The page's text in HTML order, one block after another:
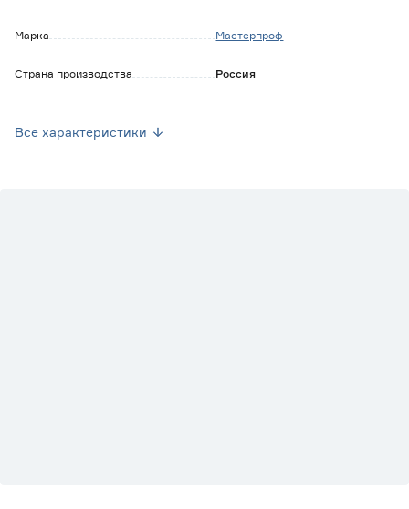
Марка Мастерпроф
Страна производства Россия
Все характеристики